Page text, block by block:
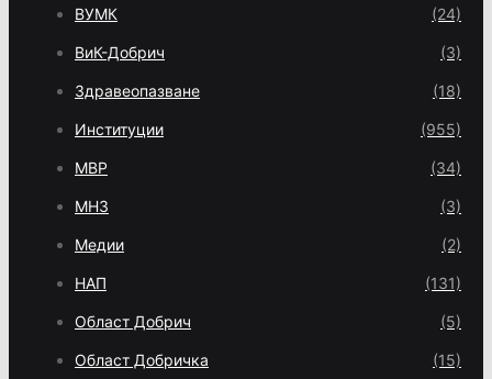
ВУМК (24)
ВиК-Добрич (3)
Здравеопазване (18)
Институции (955)
МВР (34)
МНЗ (3)
Медии (2)
НАП (131)
Област Добрич (5)
Област Добричка (15)